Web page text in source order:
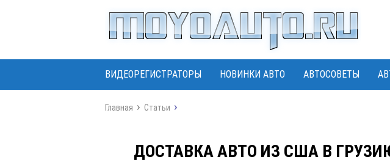
ВИДЕОРЕГИСТРАТОРЫ НОВИНКИ АВТО АВТОСОВЕТЫ
Главная Статьи
ДОСТАВКА АВТО ИЗ США В